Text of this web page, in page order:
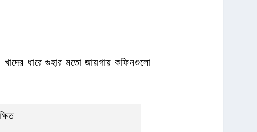
খাদের ধারে গুহার মতো জায়গায় কফিনগুলো